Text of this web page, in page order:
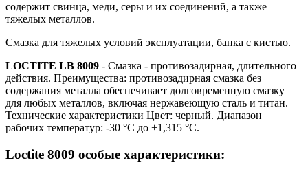
содержит свинца, меди, серы и их соединений, а также
тяжелых металлов.
Смазка для тяжелых условий эксплуатации, банка с кистью.
LOCTITE LB 8009 - Смазка - противозадирная, длительного
действия. Преимущества: противозадирная смазка без
содержания металла обеспечивает долговременную смазку
для любых металлов, включая нержавеющую сталь и титан.
Технические характеристики Цвет: черный. Диапазон
рабочих температур: -30 °C до +1,315 °C.
Loctite 8009 особые характеристики: